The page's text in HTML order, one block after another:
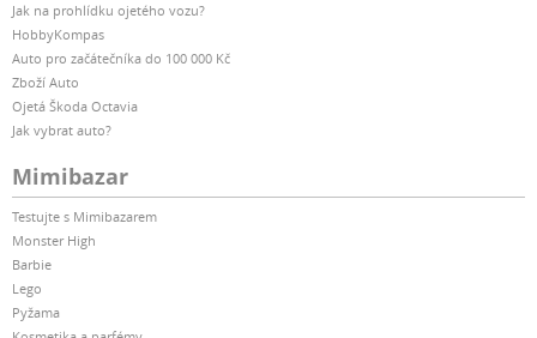
Jak na prohlídku ojetého vozu?
HobbyKompas
Auto pro začátečníka do 100 000 Kč
Zboží Auto
Ojetá Škoda Octavia
Jak vybrat auto?
Mimibazar
Testujte s Mimibazarem
Monster High
Barbie
Lego
Pyžama